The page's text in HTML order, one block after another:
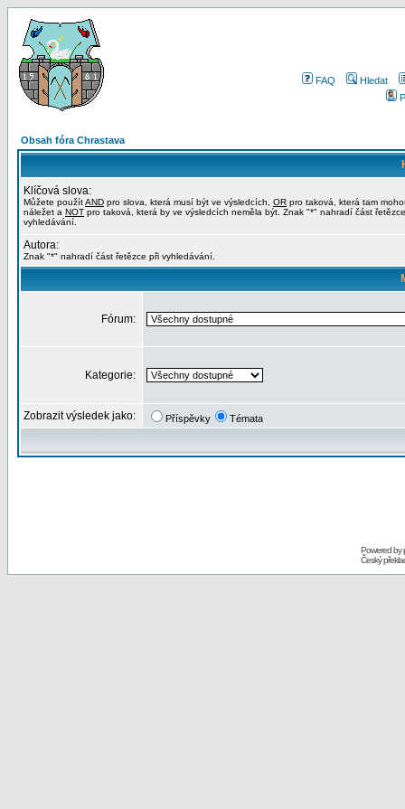
FAQ
Hledat
Obsah fóra Chrastava
Klíčová slova:
Můžete použítAND pro slova, která musí být ve výsledcích, OR pro taková, která tam
náležet a NOT pro taková, která by ve výsledcích neměla být. Znak "*" nahradí část
vyhledávání.
Autora:
Znak "*" nahradí část řetězce při vyhledávání.
Fórum:
Kategorie:
Zobrazit výsledek jako: Příspěvky Témata
Powered by
Český